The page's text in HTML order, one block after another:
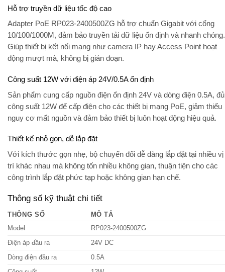
Hỗ trợ truyền dữ liệu tốc độ cao
Adapter PoE RP023-2400500ZG hỗ trợ chuẩn Gigabit với cổng
10/100/1000M, đảm bảo truyền tải dữ liệu ổn định và nhanh chóng.
Giúp thiết bị kết nối mạng như camera IP hay Access Point hoạt
động mượt mà, không bị gián đoạn.
Công suất 12W với điện áp 24V/0.5A ổn định
Sản phẩm cung cấp nguồn điện ổn định 24V và dòng điện 0.5A, đủ
công suất 12W để cấp điện cho các thiết bị mạng PoE, giảm thiểu
nguy cơ mất nguồn và đảm bảo thiết bị luôn hoạt động hiệu quả.
Thiết kế nhỏ gọn, dễ lắp đặt
Với kích thước gọn nhẹ, bộ chuyển đổi dễ dàng lắp đặt tại nhiều vị
trí khác nhau mà không tốn nhiều không gian, thuận tiện cho các
công trình lắp đặt phức tạp hoặc không gian hạn chế.
Thông số kỹ thuật chi tiết
THÔNG SỐ
MÔ TẢ
Model
RP023-2400500ZG
Điện áp đầu ra
24V DC
Dòng điện đầu ra
0.5A